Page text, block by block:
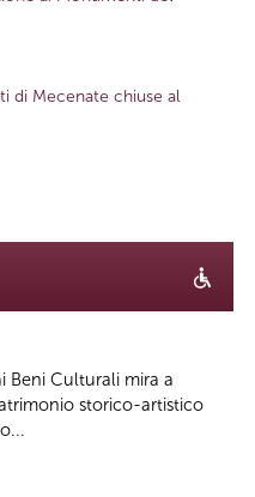
di Mecenate chiuse al
Beni Culturali mira a
storico-artistico